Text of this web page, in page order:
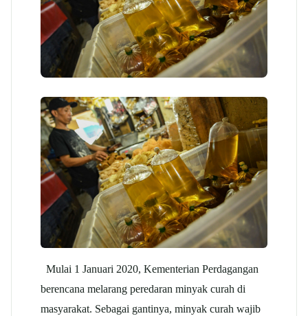
Mulai 1 Januari 2020, Kementerian Perdagangan
berencana melarang peredaran minyak curah di
masyarakat. Sebagai gantinya, minyak curah wajib